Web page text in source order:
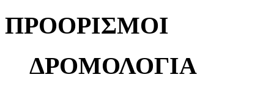
ΠΡΟΟΡΙΣΜΟΙ
ΔΡΟΜΟΛΟΓΙΑ